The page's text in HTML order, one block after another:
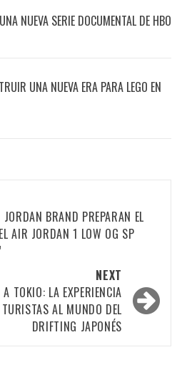
NUEVA SERIE DOCUMENTAL DE HBO
UNA NUEVA ERA PARA LEGO EN
BRAND PREPARAN EL
AIR JORDAN 1 LOW OG SP
NEXT
TOKIO: LA EXPERIENCIA
TURISTAS AL MUNDO DEL
DRIFTING JAPONÉS